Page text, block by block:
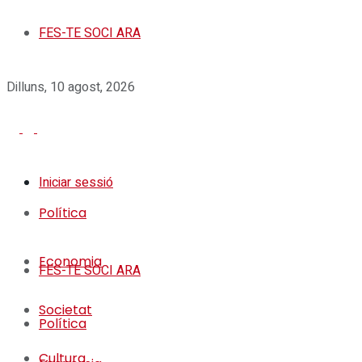
FES-TE SOCI ARA
Dilluns, 10 agost, 2026
Iniciar sessió
Política
Economia
Societat
FES-TE SOCI ARA
Política